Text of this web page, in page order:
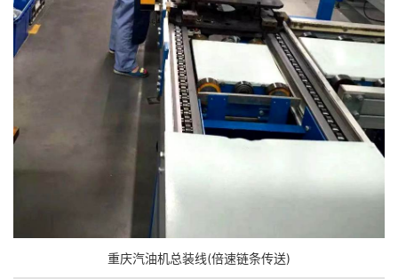
重庆汽油机总装线(倍速链条传送)